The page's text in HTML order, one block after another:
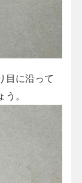
目に沿って
。